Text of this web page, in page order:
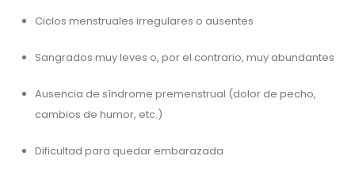
Ciclos menstruales irregulares o ausentes
Sangrados muy leves o, por el contrario, muy abundantes
Ausencia de síndrome premenstrual (dolor de pecho,
cambios de humor, etc.)
Dificultad para quedar embarazada